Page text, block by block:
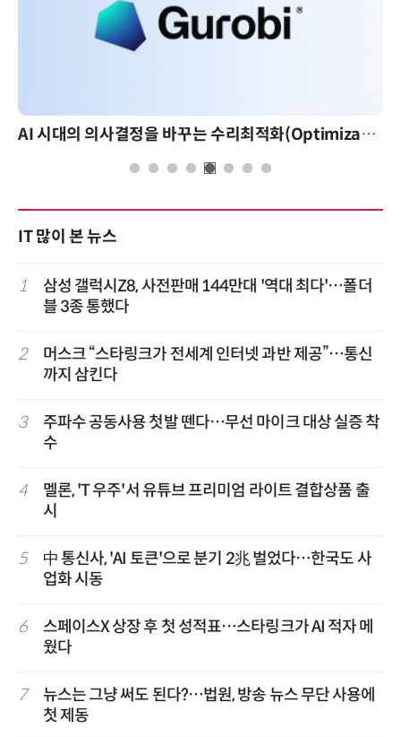
AI 시대의 의사결정을 바꾸는 수리최적화(Optimization): 실제 산업 적용 사례와 활용 전략
IT 많이 본 뉴스
1
삼성 갤럭시Z8, 사전판매 144만대 '역대 최다'…폴더
블 3종 통했다
2
머스크 “스타링크가 전세계 인터넷 과반 제공”…통신
까지 삼킨다
3
주파수 공동사용 첫발 뗀다…무선 마이크 대상 실증 착
수
4
멜론, 'T 우주'서 유튜브 프리미엄 라이트 결합상품 출
시
5
中 통신사, 'AI 토큰'으로 분기 2兆 벌었다…한국도 사
업화 시동
6
스페이스X 상장 후 첫 성적표…스타링크가 AI 적자 메
웠다
7
뉴스는 그냥 써도 된다?…법원, 방송 뉴스 무단 사용에
첫 제동